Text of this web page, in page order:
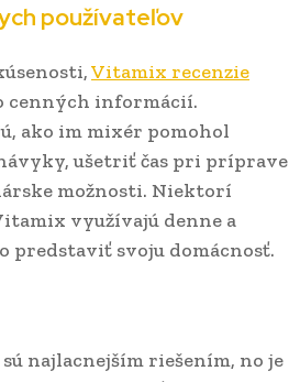
používateľov
Vitamix recenzie
cenných informácií.
ako im mixér pomohol
ušetriť čas pri príprave
možnosti. Niektorí
využívajú denne a
predstaviť svoju domácnosť.
najlacnejším riešením, no je